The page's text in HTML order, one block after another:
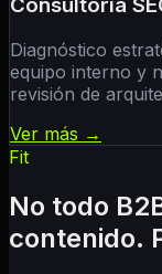
Consultoría
Diagnóstico
equipo interno y
revisión de
Ver más →
Fit
No todo
contenido.